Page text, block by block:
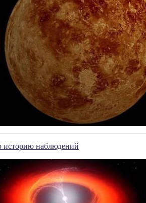
историю наблюдений